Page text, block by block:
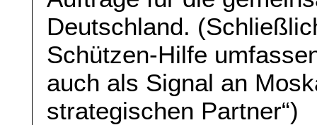
Deutschland.
Schützen-Hilfe
auch als Signal an
strategischen Partner“)